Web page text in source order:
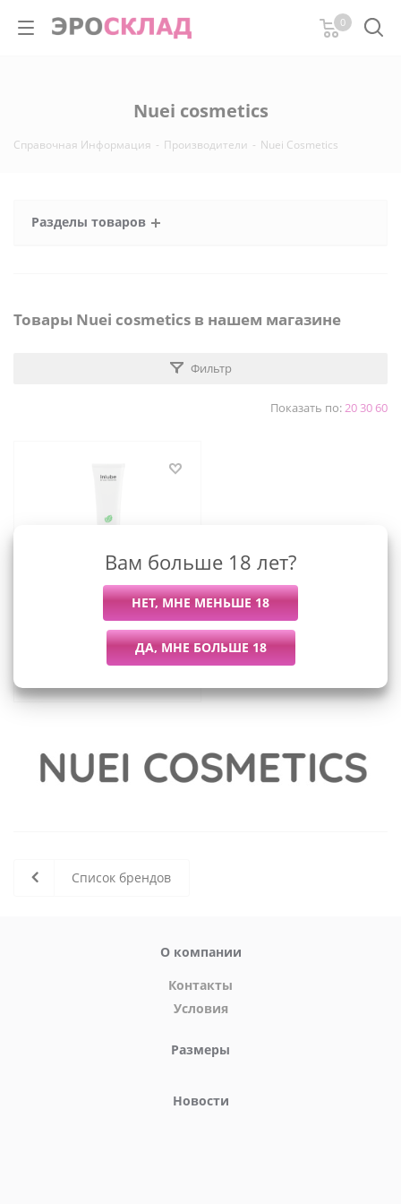
0
Nuei cosmetics
Справочная Информация - Производители - Nuei Cosmetics
Разделы товаров
Товары Nuei cosmetics в нашем магазине
Фильтр
Показать по:203060
Nuei Inlube - водный
лубрикант с алоэ вера и
ароматом мяты, 100 мл
руб./шт
Список брендов
О компании
Контакты
Условия
Размеры
Новости
Вам больше 18 лет?